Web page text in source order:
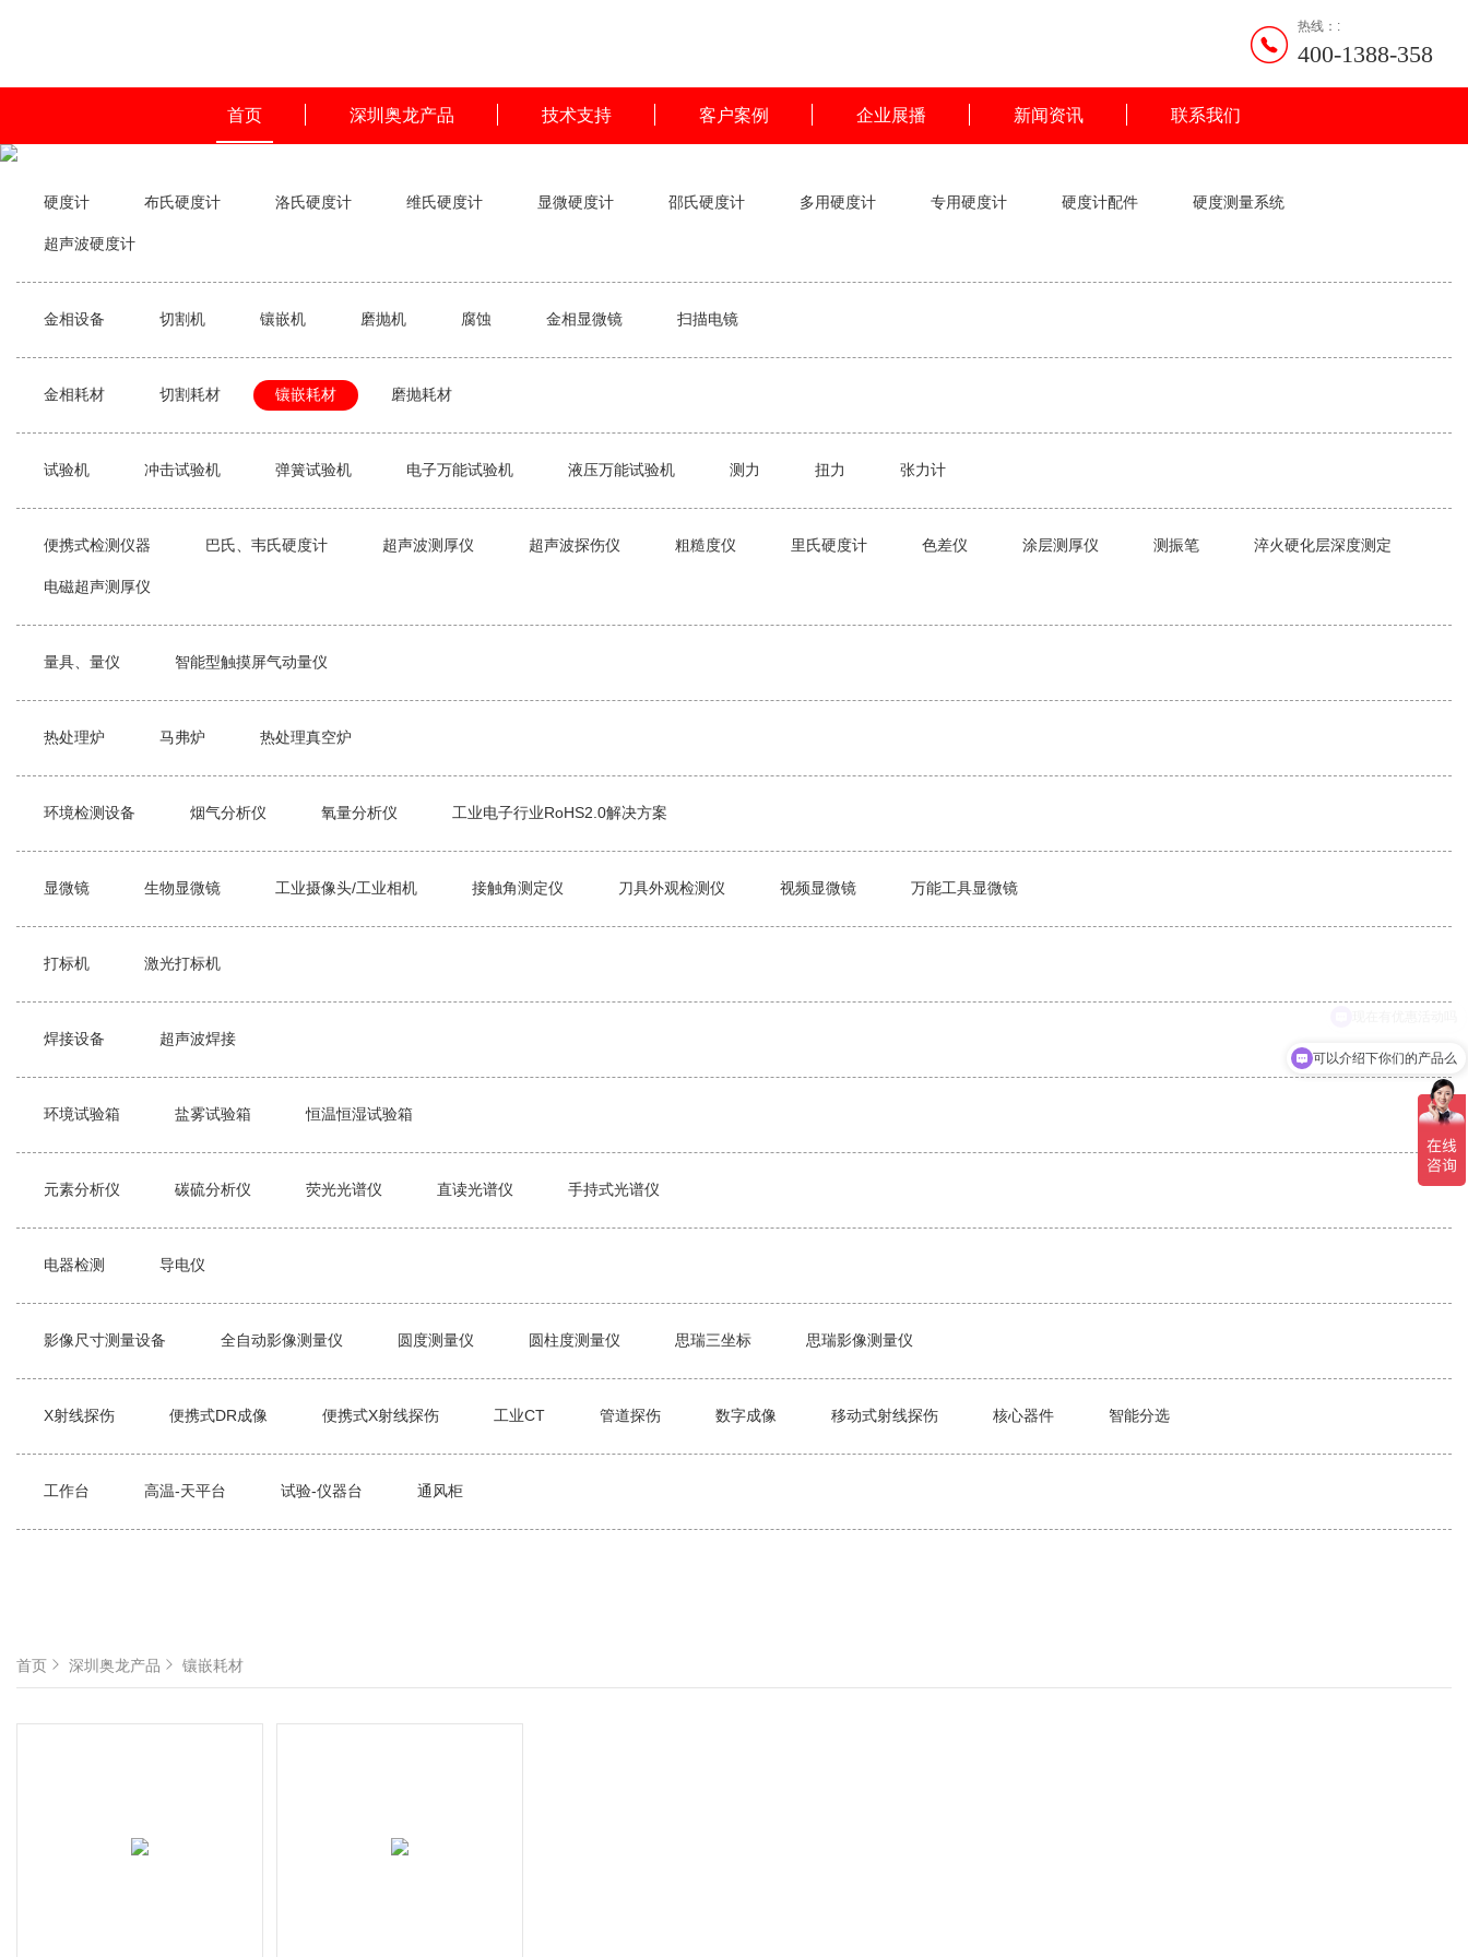
热线：:
400-1388-358
首页 深圳奥龙产品 技术支持 客户案例 企业展播 新闻资讯 联系我们
硬度计 布氏硬度计 洛氏硬度计 维氏硬度计 显微硬度计 邵氏硬度计 多用硬度计 专用硬度计 硬度计配件 硬度测量系统
超声波硬度计
金相设备 切割机 镶嵌机 磨抛机 腐蚀 金相显微镜 扫描电镜
金相耗材 切割耗材 镶嵌耗材 磨抛耗材
试验机 冲击试验机 弹簧试验机 电子万能试验机 液压万能试验机 测力 扭力 张力计
便携式检测仪器 巴氏、韦氏硬度计 超声波测厚仪 超声波探伤仪 粗糙度仪 里氏硬度计 色差仪 涂层测厚仪 测振笔 淬火硬化层深度测定
电磁超声测厚仪
量具、量仪 智能型触摸屏气动量仪
热处理炉 马弗炉 热处理真空炉
环境检测设备 烟气分析仪 氧量分析仪 工业电子行业RoHS2.0解决方案
显微镜 生物显微镜 工业摄像头/工业相机 接触角测定仪 刀具外观检测仪 视频显微镜 万能工具显微镜
打标机 激光打标机
焊接设备 超声波焊接
环境试验箱 盐雾试验箱 恒温恒湿试验箱
元素分析仪 碳硫分析仪 荧光光谱仪 直读光谱仪 手持式光谱仪
电器检测 导电仪
影像尺寸测量设备 全自动影像测量仪 圆度测量仪 圆柱度测量仪 思瑞三坐标 思瑞影像测量仪
X射线探伤 便携式DR成像 便携式X射线探伤 工业CT 管道探伤 数字成像 移动式射线探伤 核心器件 智能分选
工作台 高温-天平台 试验-仪器台 通风柜
首页 深圳奥龙产品 镶嵌耗材
可以介绍下你们的产品么